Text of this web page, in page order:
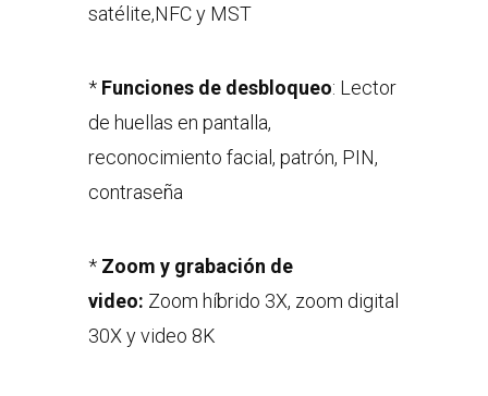
satélite,NFC y MST
* Funciones de desbloqueo: Lector
de huellas en pantalla,
reconocimiento facial, patrón, PIN,
contraseña
* Zoom y grabación de
video: Zoom híbrido 3X, zoom digital
30X y video 8K